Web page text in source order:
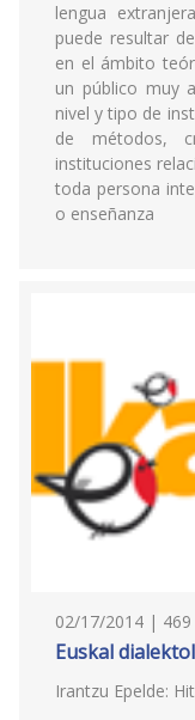
lengua
puede resultar
en el ámbito
un público muy
nivel y tipo de
de métodos,
instituciones
toda persona
o enseñanza
02/17/2014 | 469
Euskal
Irantzu Epelde: